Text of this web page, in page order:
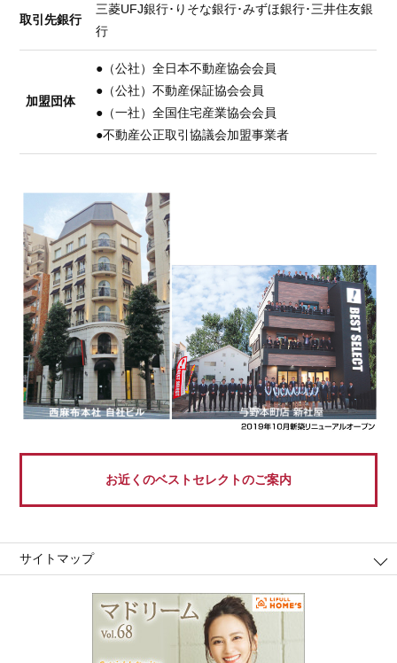
取引先銀行
三菱UFJ銀行･りそな銀行･みずほ銀行･三井住友銀
行
加盟団体
●（公社）全日本不動産協会会員
●（公社）不動産保証協会会員
●（一社）全国住宅産業協会会員
●不動産公正取引協議会加盟事業者
お近くのベストセレクトのご案内
サイトマップ